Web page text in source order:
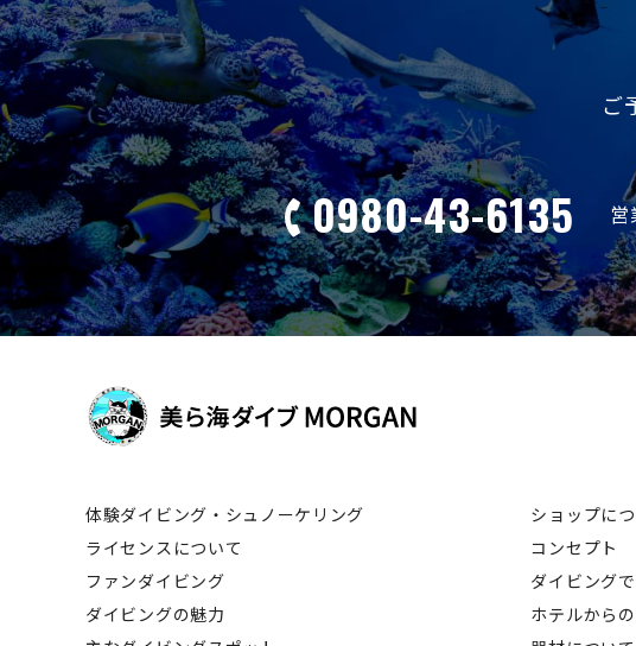
ご
0980-43-6135
体験ダイビング・シュノーケリング
ライセンスについて
ファンダイビング
ダイビングの魅力
ショップに
コンセプト
ダイビング
ホテルから